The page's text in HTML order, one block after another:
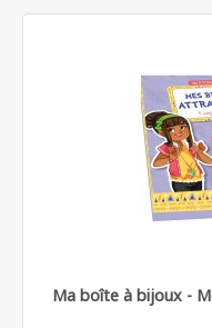
Ma boîte à bijoux -